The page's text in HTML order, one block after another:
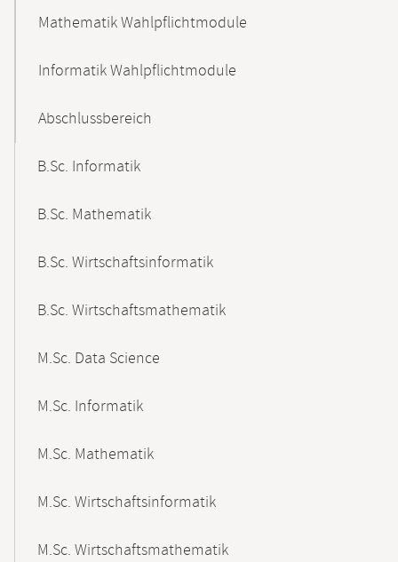
Mathematik Wahlpflichtmodule
Informatik Wahlpflichtmodule
Abschlussbereich
B.Sc. Informatik
B.Sc. Mathematik
B.Sc. Wirtschaftsinformatik
B.Sc. Wirtschaftsmathematik
M.Sc. Data Science
M.Sc. Informatik
M.Sc. Mathematik
M.Sc. Wirtschaftsinformatik
M.Sc. Wirtschaftsmathematik